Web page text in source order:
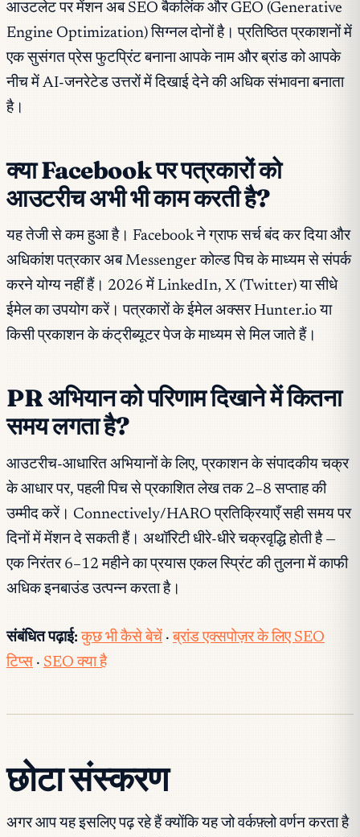
आउटलेट पर मेंशन अब SEO बैकलिंक और GEO (Generative
Engine Optimization) सिग्नल दोनों है। प्रतिष्ठित प्रकाशनों में
एक सुसंगत प्रेस फुटप्रिंट बनाना आपके नाम और ब्रांड को आपके
नीच में AI-जनरेटेड उत्तरों में दिखाई देने की अधिक संभावना बनाता
है।
क्या Facebook पर पत्रकारों को
आउटरीच अभी भी काम करती है?
यह तेजी से कम हुआ है। Facebook ने ग्राफ सर्च बंद कर दिया और
अधिकांश पत्रकार अब Messenger कोल्ड पिच के माध्यम से संपर्क
करने योग्य नहीं हैं। 2026 में LinkedIn, X (Twitter) या सीधे
ईमेल का उपयोग करें। पत्रकारों के ईमेल अक्सर Hunter.io या
किसी प्रकाशन के कंट्रीब्यूटर पेज के माध्यम से मिल जाते हैं।
PR अभियान को परिणाम दिखाने में कितना
समय लगता है?
आउटरीच-आधारित अभियानों के लिए, प्रकाशन के संपादकीय चक्र
के आधार पर, पहली पिच से प्रकाशित लेख तक 2–8 सप्ताह की
उम्मीद करें। Connectively/HARO प्रतिक्रियाएँ सही समय पर
दिनों में मेंशन दे सकती हैं। अथॉरिटी धीरे-धीरे चक्रवृद्धि होती है —
एक निरंतर 6–12 महीने का प्रयास एकल स्प्रिंट की तुलना में काफी
अधिक इनबाउंड उत्पन्न करता है।
संबंधित पढ़ाई: कुछ भी कैसे बेचें ·ब्रांड एक्सपोज़र के लिए SEO
टिप्स · SEO क्या है
छोटा संस्करण
अगर आप यह इसलिए पढ़ रहे हैं क्योंकि यह जो वर्कफ़्लो वर्णन करता है